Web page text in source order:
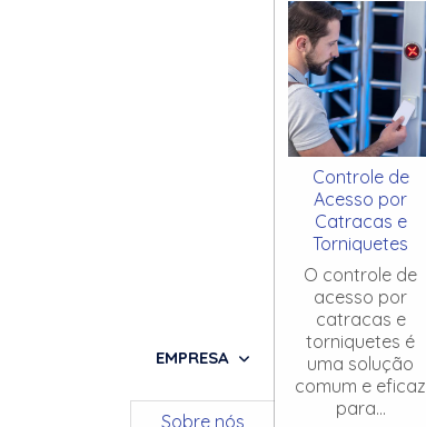
EMPRESA
Sobre nós
Controle de
Acesso por
Catracas e
Torniquetes
O controle de
acesso por
catracas e
torniquetes é
uma solução
comum e eficaz
para...